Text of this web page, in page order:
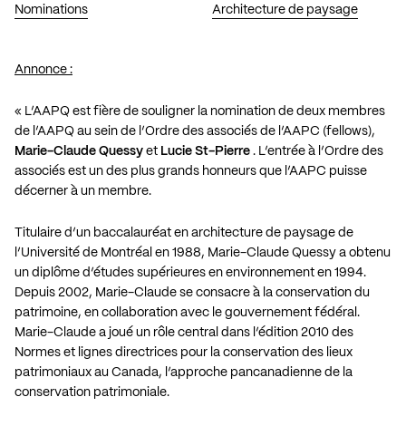
Nominations Architecture de paysage
Annonce :
« L’AAPQ est fière de souligner la nomination de deux membres
de l’AAPQ au sein de l’Ordre des associés de l’AAPC (fellows),
Marie-Claude Quessy et Lucie St-Pierre . L’entrée à l’Ordre des
associés est un des plus grands honneurs que l’AAPC puisse
décerner à un membre.
Titulaire d’un baccalauréat en architecture de paysage de
l’Université de Montréal en 1988, Marie-Claude Quessy a obtenu
un diplôme d’études supérieures en environnement en 1994.
Depuis 2002, Marie-Claude se consacre à la conservation du
patrimoine, en collaboration avec le gouvernement fédéral.
Marie-Claude a joué un rôle central dans l’édition 2010 des
Normes et lignes directrices pour la conservation des lieux
patrimoniaux au Canada, l’approche pancanadienne de la
conservation patrimoniale.